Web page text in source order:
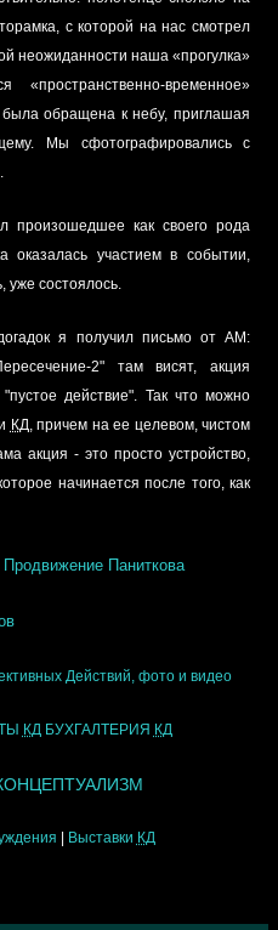
с которой на нас смотрел
неожиданности наша «прогулка»
«пространственно-временное»
обращена к небу, приглашая
Мы сфотографировались с
произошедшее как своего рода
оказалась участием в событии,
уже состоялось.
я получил письмо от АМ:
2" там висят, акция
действие". Так что можно
КД, причем на ее целевом, чистом
акция - это просто устройство,
начинается после того, как
Продвижение Паниткова
Действий, фото и видео
КД БУХГАЛТЕРИЯ КД
| Выставки КД